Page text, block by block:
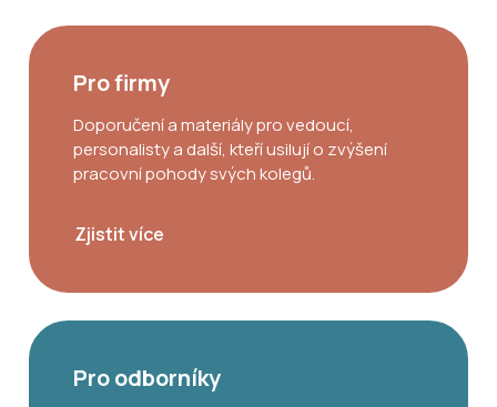
Pro firmy
Doporučení a materiály pro vedoucí,
personalisty a další, kteří usilují o zvýšení
pracovní pohody svých kolegů.
Zjistit více
Pro odborníky